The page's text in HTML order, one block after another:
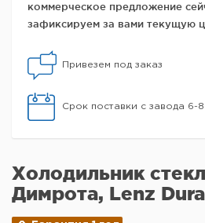
коммерческое предложение
зафиксируем за вами текущую
Привезем под заказ
Срок поставки с завода 6-8
Холодильник
Димрота, Lenz